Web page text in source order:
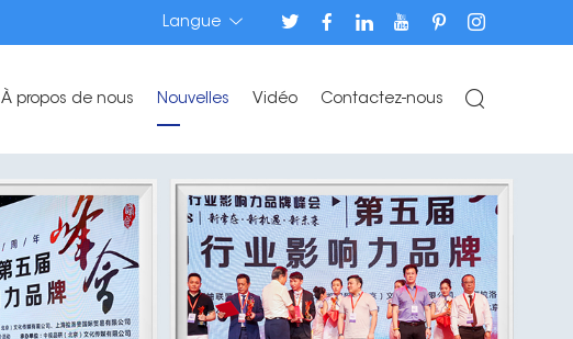
Langue
À propos de nous Nouvelles Vidéo Contactez-nous